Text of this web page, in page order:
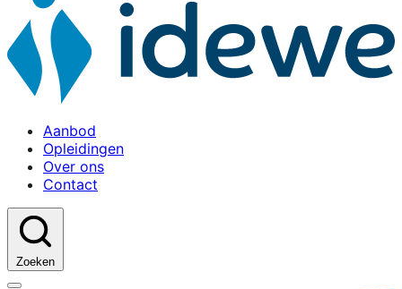
window)
Aanbod
Opleidingen
Over ons
Contact
Zoeken